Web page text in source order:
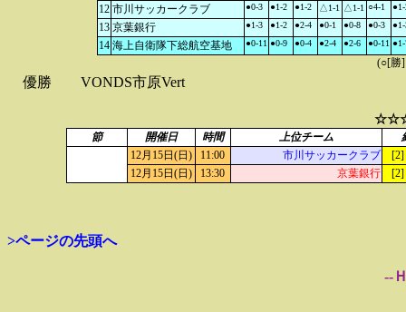
12 市川サッカークラブ ●0-3 ●1-2 ●1-2 △1-1 △1-1 ○4-1 ●1-
13 京葉銀行 ●1-3 ●1-2 ●2-4 ●0-1 ●0-8 ●0-3 ●1-
14 海上自衛隊下総航空基地 ●0-11 ●0-9 ●0-4 ●2-4 ●2-6 ●0-11 ●1-
(○[勝
優勝 VONDS市原Vert
節 開催日 時間 上位チーム
12月15日(日)
11:00 市川サッカークラブ
12月15日(日)
13:30 京葉銀行
>ページの先頭へ
--